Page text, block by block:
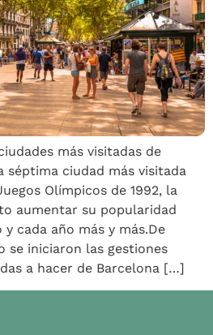
más visitadas de
séptima ciudad más visitada
Olímpicos de 1992, la
aumentar su popularidad
cada año más y más.De
se iniciaron las gestiones
a hacer de Barcelona […]